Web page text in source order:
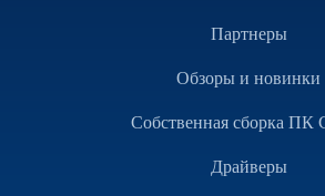
Партнеры
Обзоры и новинки
Собственная сборка
Драйверы